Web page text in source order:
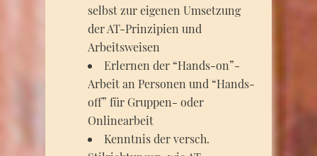
selbst zur eigenen Umsetzung
der AT-Prinzipien und
Arbeitsweisen
Erlernen der “Hands-on”-
Arbeit an Personen und “Hands-
off” für Gruppen- oder
Onlinearbeit
Kenntnis der versch.